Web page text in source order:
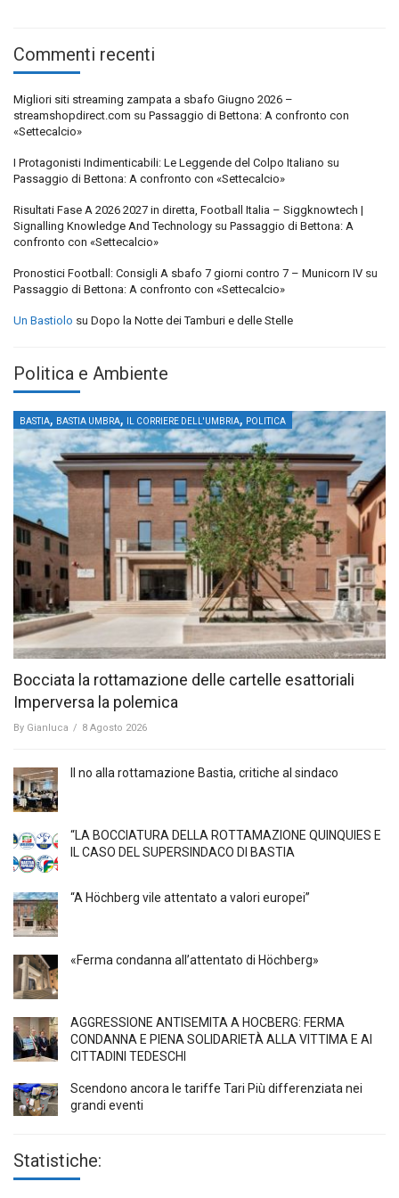
Commenti recenti
Migliori siti streaming zampata a sbafo Giugno 2026 –
streamshopdirect.com su Passaggio di Bettona: A confronto con
«Settecalcio»
I Protagonisti Indimenticabili: Le Leggende del Colpo Italiano su
Passaggio di Bettona: A confronto con «Settecalcio»
Risultati Fase A 2026 2027 in diretta, Football Italia – Siggknowtech |
Signalling Knowledge And Technology su Passaggio di Bettona: A
confronto con «Settecalcio»
Pronostici Football: Consigli A sbafo 7 giorni contro 7 – Municorn IV su
Passaggio di Bettona: A confronto con «Settecalcio»
Un Bastiolo su Dopo la Notte dei Tamburi e delle Stelle
Politica e Ambiente
BASTIA, BASTIA UMBRA, IL CORRIERE DELL'UMBRIA, POLITICA
Bocciata la rottamazione delle cartelle esattoriali
Imperversa la polemica
By Gianluca / 8 Agosto 2026
Il no alla rottamazione Bastia, critiche al sindaco
“LA BOCCIATURA DELLA ROTTAMAZIONE QUINQUIES E
IL CASO DEL SUPERSINDACO DI BASTIA
“A Höchberg vile attentato a valori europei”
«Ferma condanna all’attentato di Höchberg»
AGGRESSIONE ANTISEMITA A HÖCBERG: FERMA
CONDANNA E PIENA SOLIDARIETÀ ALLA VITTIMA E AI
CITTADINI TEDESCHI
Scendono ancora le tariffe Tari Più differenziata nei
grandi eventi
Statistiche: